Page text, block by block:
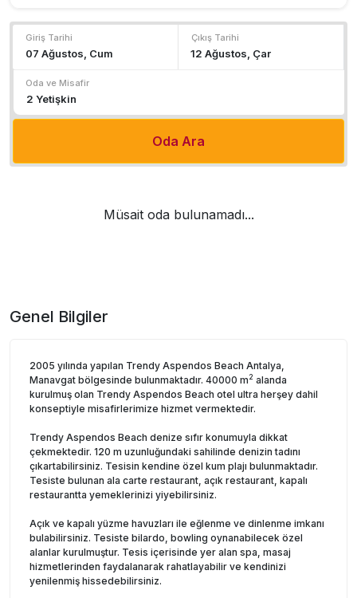
Giriş Tarihi Çıkış Tarihi
Oda ve Misafir
Oda Ara
Müsait oda bulunamadı...
Genel Bilgiler
2005 yılında yapılan Trendy Aspendos Beach Antalya,
Manavgat bölgesinde bulunmaktadır. 40000 m2 alanda
kurulmuş olan Trendy Aspendos Beach otel ultra herşey dahil
konseptiyle misafirlerimize hizmet vermektedir.
Trendy Aspendos Beach denize sıfır konumuyla dikkat
çekmektedir. 120 m uzunluğundaki sahilinde denizin tadını
çıkartabilirsiniz. Tesisin kendine özel kum plajı bulunmaktadır.
Tesiste bulunan ala carte restaurant, açık restaurant, kapalı
restaurantta yemeklerinizi yiyebilirsiniz.
Açık ve kapalı yüzme havuzları ile eğlenme ve dinlenme imkanı
bulabilirsiniz. Tesiste bilardo, bowling oynanabilecek özel
alanlar kurulmuştur. Tesis içerisinde yer alan spa, masaj
hizmetlerinden faydalanarak rahatlayabilir ve kendinizi
yenilenmiş hissedebilirsiniz.